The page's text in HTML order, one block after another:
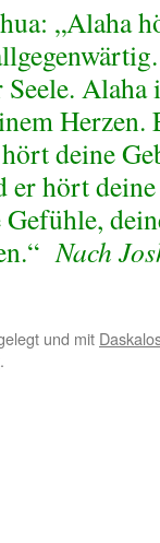
„Alaha
Alaha
Herzen.
deine
er hört deine
Nach
und mit
.